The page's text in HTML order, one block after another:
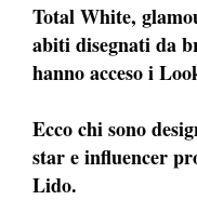
Total White,
abiti disegnati da
hanno acceso i
Ecco chi sono
star e influencer
Lido.